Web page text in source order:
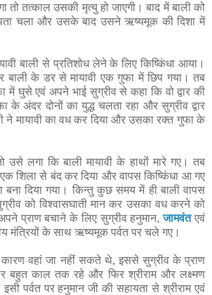
तो तत्काल उसकी मृत्यु हो जाएगी। बाद में बाली को
चला और उसके बाद उसने ऋष्यमूक की दिशा में
बाली से प्रतिशोध लेने के लिए किष्किंधा आया।
बाली के डर से मायावी एक गुफा में छिप गया। तब
घुसे एवं अपने भाई सुग्रीव से कहा कि वो द्वार की
के अंदर दोनों का युद्ध चलता रहा और सुग्रीव द्वार
ने मायावी का वध कर दिया और उसका रक्त गुफा के
लगा कि बाली मायावी के हाथों मारे गए। तब
एक शिला से बंद कर दिया और वापस किष्किंधा आ गए
बना दिया गया। किन्तु कुछ समय में ही बाली वापस
को विश्वासघाती मान कर उसका वध करने को
प्राण बचाने के लिए सुग्रीव हनुमान,जामवंतएवं
मंत्रियों के साथ ऋष्यमूक पर्वत पर चले गए।
वहां जा नहीं सकते थे, इससे सुग्रीव के प्राण
बहुत काल तक रहे और फिर श्रीराम और लक्ष्मण
पर्वत पर हनुमान जी की सहायता से श्रीराम एवं